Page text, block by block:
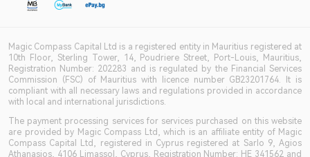
Magic Compass Capital Ltd is a registered entity in Mauritius registered at
10th Floor, Sterling Tower, 14, Poudriere Street, Port-Louis, Mauritius,
Registration Number: 202283 and is regulated by the Financial Services
Commission (FSC) of Mauritius with licence number GB23201764. It is
compliant with all necessary laws and regulations provided in accordance
with local and international jurisdictions.
The payment processing services for services purchased on this website
are provided by Magic Compass Ltd, which is an affiliate entity of Magic
Compass Capital Ltd, registered in Cyprus registered at Sarlo 9, Agios
Athanasios, 4106 Limassol, Cyprus, Registration Number: HE 341562 and